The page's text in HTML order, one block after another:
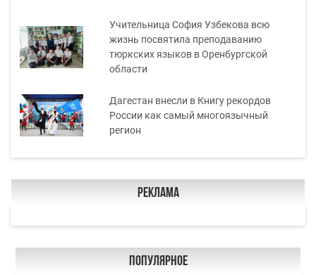
Учительница София Узбекова всю
жизнь посвятила преподаванию
тюркских языков в Оренбургской
области
Дагестан внесли в Книгу рекордов
России как самый многоязычный
регион
Реклама
Популярное